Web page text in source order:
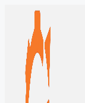
Перейти
содержимому